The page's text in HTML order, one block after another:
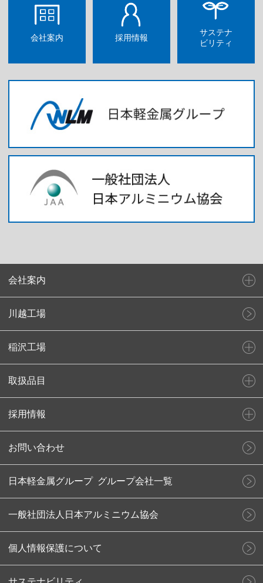
会社案内 採用情報
サステナ
ビリティ
会社案内
川越工場
稲沢工場
取扱品目
採用情報
お問い合わせ
日本軽金属グループ グループ会社一覧
一般社団法人日本アルミニウム協会
個人情報保護について